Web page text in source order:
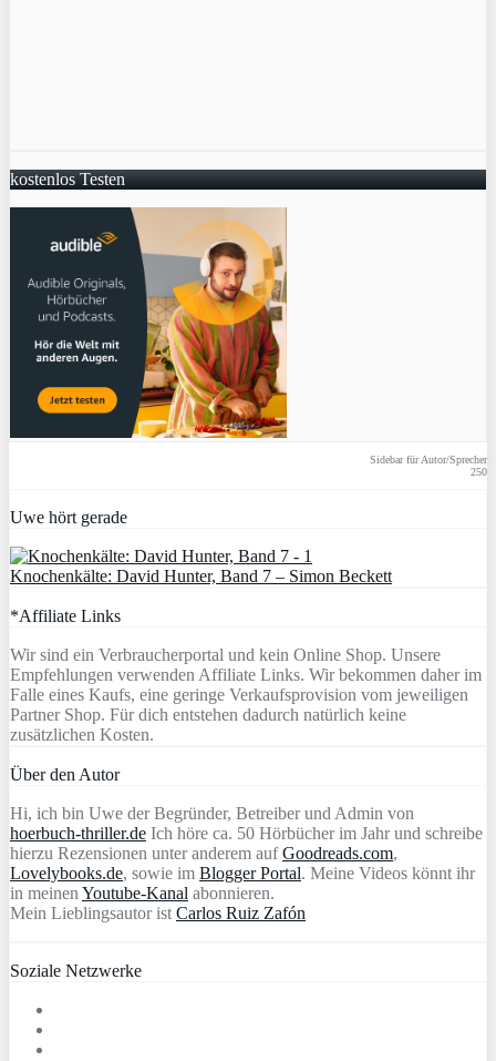
kostenlos Testen
Sidebar für Autor/Sprecher
250
Uwe hört gerade
Knochenkälte: David Hunter, Band 7 – Simon Beckett
*Affiliate Links
Wir sind ein Verbraucherportal und kein Online Shop. Unsere
Empfehlungen verwenden Affiliate Links. Wir bekommen daher im
Falle eines Kaufs, eine geringe Verkaufsprovision vom jeweiligen
Partner Shop. Für dich entstehen dadurch natürlich keine
zusätzlichen Kosten.
Über den Autor
Hi, ich bin Uwe der Begründer, Betreiber und Admin von
hoerbuch-thriller.de Ich höre ca. 50 Hörbücher im Jahr und schreibe
hierzu Rezensionen unter anderem aufGoodreads.com,
Lovelybooks.de, sowie im Blogger Portal. Meine Videos könnt ihr
in meinen Youtube-Kanal abonnieren.
Mein Lieblingsautor ist Carlos Ruiz Zafón
Soziale Netzwerke